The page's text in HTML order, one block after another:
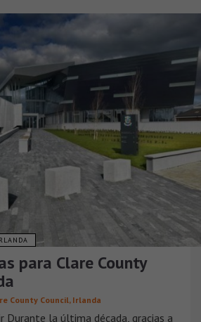
para Clare County
County Council, Irlanda
Durante la última década, gracias a